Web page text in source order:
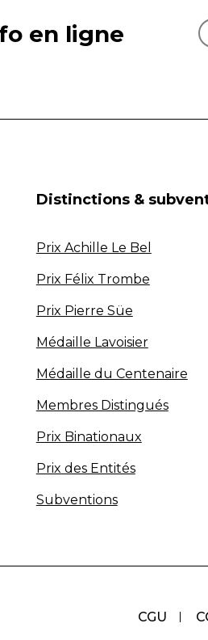
en ligne
Distinctions &
Prix Achille Le Bel
Prix Félix Trombe
Prix Pierre Süe
Médaille Lavoisier
Médaille du Centenaire
Membres Distingués
Prix Binationaux
Prix des Entités
Subventions
CGU